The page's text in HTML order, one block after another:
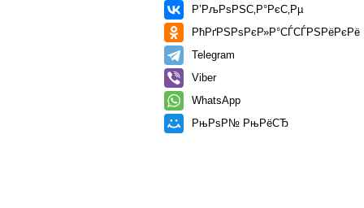
Р’РљРѕРЅС‚Р°РєС‚Рµ
РћРґРЅРѕРєР»Р°СЃСЃРЅРёРєРё
Telegram
Viber
WhatsApp
РњРѕР№ РњРёСЂ